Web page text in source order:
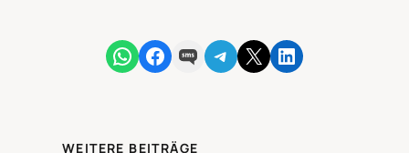
Share on WhatsApp
Share on Facebook
Share on SMSShare on Telegram
Share on X Share on LinkedIn
WEITERE BEITRÄGE